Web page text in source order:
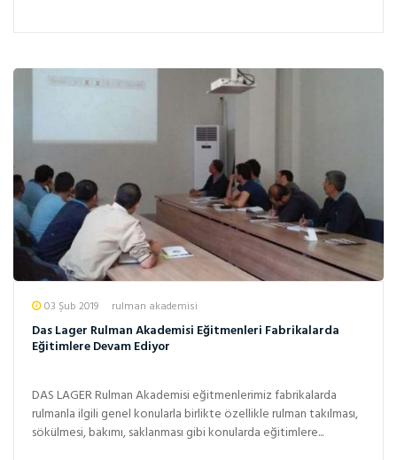
03 Şub 2019 rulman akademisi
Das Lager Rulman Akademisi Eğitmenleri Fabrikalarda
Eğitimlere Devam Ediyor
DAS LAGER Rulman Akademisi eğitmenlerimiz fabrikalarda
rulmanla ilgili genel konularla birlikte özellikle rulman takılması,
sökülmesi, bakımı, saklanması gibi konularda eğitimlere...